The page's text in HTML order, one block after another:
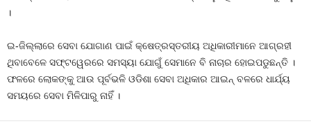
।
ଇ-ଜିଲ୍ଲାରେ ସେବା ଯୋଗାଣ ପାଇଁ କ୍ଷେତ୍ରସ୍ତରୀୟ ଅଧିକାରୀମାନେ ଆଗ୍ରହୀ
ଥିବାବେଳେ ସଫ୍ଟୱେରରେ ସମସ୍ୟା ଯୋଗୁଁ ସେମାନେ ବି ନାଚାର ହୋଇପଡୁଛନ୍ତି ।
ଫଳରେ ଲୋକଙ୍କୁ ଆଉ ପୂର୍ବଭଳି ଓଡିଶା ସେବା ଅଧିକାର ଆଇନ୍‍ ବଳରେ ଧାର୍ଯ୍ୟ
ସମୟରେ ସେବା ମିଳିପାରୁ ନାହିଁ ।